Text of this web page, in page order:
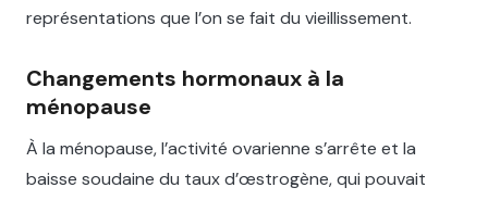
représentations que l’on se fait du vieillissement.
Changements hormonaux à la
ménopause
À la ménopause, l’activité ovarienne s’arrête et la
baisse soudaine du taux d’œstrogène, qui pouvait